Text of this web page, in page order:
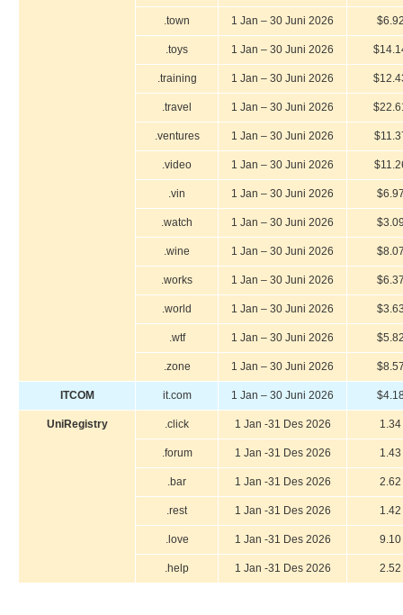
.town 1 Jan – 30 Juni 2026
.toys 1 Jan – 30 Juni 2026
.training 1 Jan – 30 Juni 2026
.travel 1 Jan – 30 Juni 2026
.ventures 1 Jan – 30 Juni 2026
.video 1 Jan – 30 Juni 2026
.vin 1 Jan – 30 Juni 2026
.watch 1 Jan – 30 Juni 2026
.wine 1 Jan – 30 Juni 2026
.works 1 Jan – 30 Juni 2026
.world 1 Jan – 30 Juni 2026
.wtf 1 Jan – 30 Juni 2026
.zone 1 Jan – 30 Juni 2026
ITCOM it.com 1 Jan – 30 Juni 2026
UniRegistry .click 1 Jan -31 Des 2026 1.34
.forum 1 Jan -31 Des 2026 1.43
.bar 1 Jan -31 Des 2026 2.62
.rest 1 Jan -31 Des 2026 1.42
.love 1 Jan -31 Des 2026 9.10
.help 1 Jan -31 Des 2026 2.52